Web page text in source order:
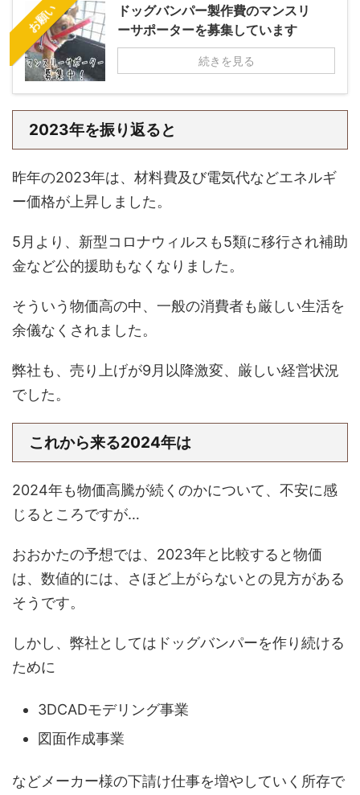
お願い
ドッグバンパー製作費のマンスリ
ーサポーターを募集しています
続きを見る
2023年を振り返ると
昨年の2023年は、材料費及び電気代などエネルギ
ー価格が上昇しました。
5月より、新型コロナウィルスも5類に移行され補助
金など公的援助もなくなりました。
そういう物価高の中、一般の消費者も厳しい生活を
余儀なくされました。
弊社も、売り上げが9月以降激変、厳しい経営状況
でした。
これから来る2024年は
2024年も物価高騰が続くのかについて、不安に感
じるところですが…
おおかたの予想では、2023年と比較すると物価
は、数値的には、さほど上がらないとの見方がある
そうです。
しかし、弊社としてはドッグバンパーを作り続ける
ために
3DCADモデリング事業
図面作成事業
などメーカー様の下請け仕事を増やしていく所存で